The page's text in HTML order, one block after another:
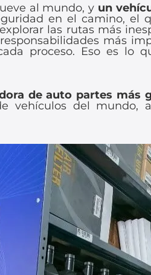
al mundo, y un
en el camino, el
las rutas más
más
proceso. Eso es lo
de auto partes más
vehículos del mundo,